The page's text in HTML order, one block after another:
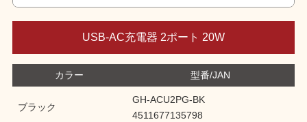
USB-AC充電器 2ポート 20W
カラー 型番/JAN
ブラック
GH-ACU2PG-BK
4511677135798